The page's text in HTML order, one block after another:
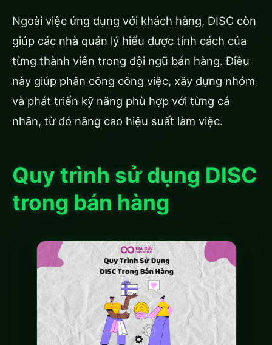
Ngoài việc ứng dụng với khách hàng, DISC còn
giúp các nhà quản lý hiểu được tính cách của
từng thành viên trong đội ngũ bán hàng. Điều
này giúp phân công công việc, xây dựng nhóm
và phát triển kỹ năng phù hợp với từng cá
nhân, từ đó nâng cao hiệu suất làm việc.
Quy trình sử dụng DISC
trong bán hàng